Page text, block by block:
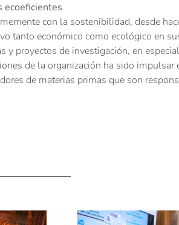
ecoeficientes
con la sostenibilidad, desde
tanto económico como ecológico en
y proyectos de investigación, en
de la organización ha sido
de materias primas que son